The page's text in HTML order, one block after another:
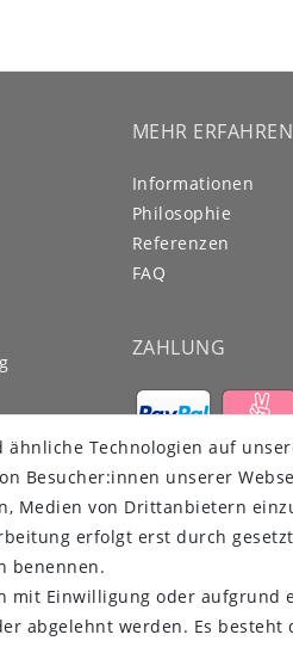
MEHR ERFAHREN
Informationen
Philosophie
Referenzen
FAQ
ZAHLUNG
ähnliche Technologien auf
Besucher:innen unserer
Medien von Drittanbietern
erfolgt erst durch
benennen.
mit Einwilligung oder aufgrund
abgelehnt werden. Es